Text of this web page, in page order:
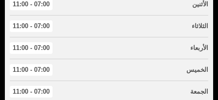
الأثنين 07:00 - 11:00
الثلاثاء 07:00 - 11:00
الأربعاء 07:00 - 11:00
الخميس 07:00 - 11:00
الجمعة 07:00 - 11:00